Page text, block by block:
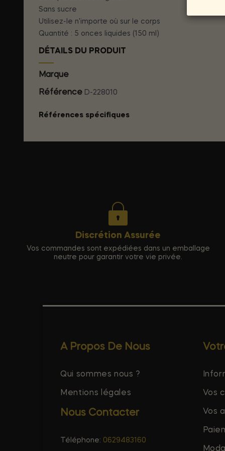
Sans sucre
Utilisez-le n'importe où sur le corps
Quantité : 5 onces liquides (150 ml)
DÉTAILS DU PRODUIT
Marque
Référence D-228010
Références spécifiques
Discrétion Assurée
Vos commandes sont expédiées dans un emballage
neutre pour garantir votre vie privée.
A Propos De Nous
Qui sommes nous ?
Mentions légales
Nous Contacter
Téléphone: 0629483160
Vos
Vos